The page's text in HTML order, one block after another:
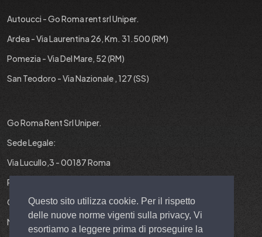
Questo sito utilizza cookie. Per il rispetto
delle nuove norme vigenti sulla privacy, Vi
esortiamo a leggere prima di proseguire la
Autoucci - Go Roma rent srl Uniper.
Ardea - Via Laurentina 26, Km. 31.500 (RM)
Pomezia - Via Del Mare, 52 (RM)
San Teodoro - Via Nazionale , 127 (SS)
Go Roma Rent Srl Uniper.
Sede Legale:
Via Lucullo,3 - 00187 Roma
P.IVA : 12829431001
Cap. Soc. : 10.000 EURO I.V.
N° REA : RM-1403299